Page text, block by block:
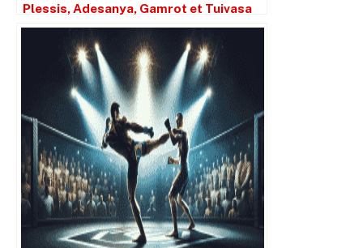
Plessis, Adesanya, Gamrot et Tuivasa